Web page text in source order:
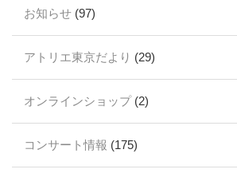
お知らせ (97)
アトリエ東京だより (29)
オンラインショップ(2)
コンサート情報 (175)